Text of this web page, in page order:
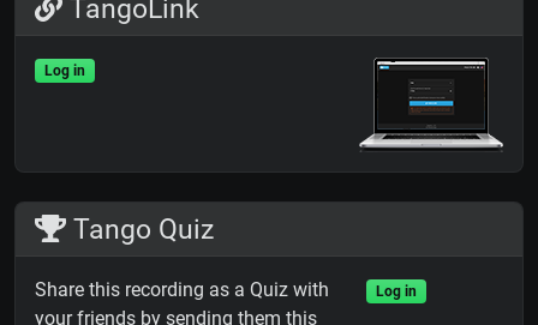
TangoLink
Log in
Tango Quiz
Share this recording as a Quiz with
your friends by sending them this
Log in